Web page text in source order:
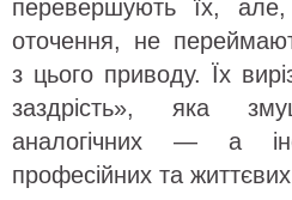
перевершують їх,
оточення, не
з цього приводу. Їх
заздрість», яка
аналогічних — а
професійних та життєвих